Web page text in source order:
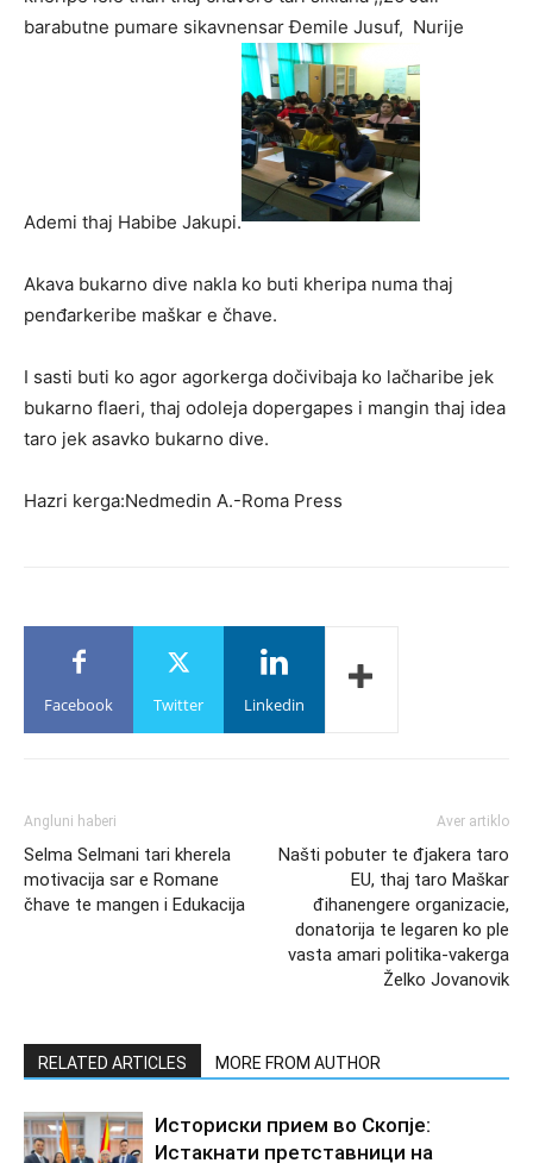
barabutne pumare sikavnensar Đemile Jusuf, Nurije
Ademi thaj Habibe Jakupi.
Akava bukarno dive nakla ko buti kheripa numa thaj
penđarkeribe maškar e čhave.
I sasti buti ko agor agorkerga dočivibaja ko lačharibe jek
bukarno flaeri, thaj odoleja dopergapes i mangin thaj idea
taro jek asavko bukarno dive.
Hazri kerga:Nedmedin A.-Roma Press
Facebook Twitter Linkedin
Angluni haberi
Selma Selmani tari kherela
motivacija sar e Romane
čhave te mangen i Edukacija
Aver artiklo
Našti pobuter te đjakera taro
EU, thaj taro Maškar
đihanengere organizacie,
donatorija te legaren ko ple
vasta amari politika-vakerga
Želko Jovanovik
RELATED ARTICLES MORE FROM AUTHOR
Историски прием во Скопје:
Истакнати претставници на